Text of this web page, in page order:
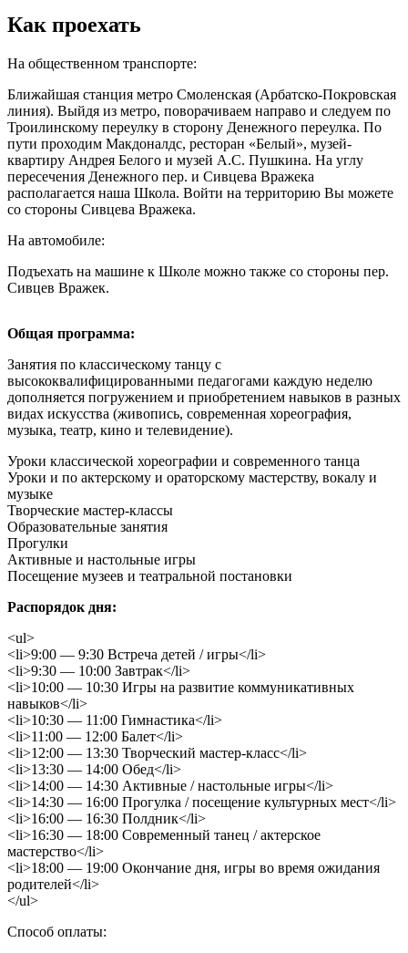
Как проехать
На общественном транспорте:
Ближайшая станция метро Смоленская (Арбатско-Покровская
линия). Выйдя из метро, поворачиваем направо и следуем по
Троилинскому переулку в сторону Денежного переулка. По
пути проходим Макдоналдс, ресторан «Белый», музей-
квартиру Андрея Белого и музей А.С. Пушкина. На углу
пересечения Денежного пер. и Сивцева Вражека
располагается наша Школа. Войти на территорию Вы можете
со стороны Сивцева Вражека.
На автомобиле:
Подъехать на машине к Школе можно также со стороны пер.
Сивцев Вражек.
Общая программа:
Занятия по классическому танцу с
высококвалифицированными педагогами каждую неделю
дополняется погружением и приобретением навыков в разных
видах искусства (живопись, современная хореография,
музыка, театр, кино и телевидение).
Уроки классической хореографии и современного танца
Уроки и по актерскому и ораторскому мастерству, вокалу и
музыке
Творческие мастер-классы
Образовательные занятия
Прогулки
Активные и настольные игры
Посещение музеев и театральной постановки
Распорядок дня:
<ul>
<li>9:00 — 9:30 Встреча детей / игры</li>
<li>9:30 — 10:00 Завтрак</li>
<li>10:00 — 10:30 Игры на развитие коммуникативных
навыков</li>
<li>10:30 — 11:00 Гимнастика</li>
<li>11:00 — 12:00 Балет</li>
<li>12:00 — 13:30 Творческий мастер-класс</li>
<li>13:30 — 14:00 Обед</li>
<li>14:00 — 14:30 Активные / настольные игры</li>
<li>14:30 — 16:00 Прогулка / посещение культурных мест</li>
<li>16:00 — 16:30 Полдник</li>
<li>16:30 — 18:00 Современный танец / актерское
мастерство</li>
<li>18:00 — 19:00 Окончание дня, игры во время ожидания
родителей</li>
</ul>
Способ оплаты: